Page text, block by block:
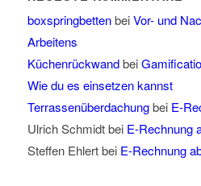
boxspringbettenbeiVor- und
Arbeitens
Küchenrückwandbei
Wie du es einsetzen kannst
Terrassenüberdachungbei E-
Ulrich Schmidtbei E-Rechnung
Steffen Ehlertbei E-Rechnung